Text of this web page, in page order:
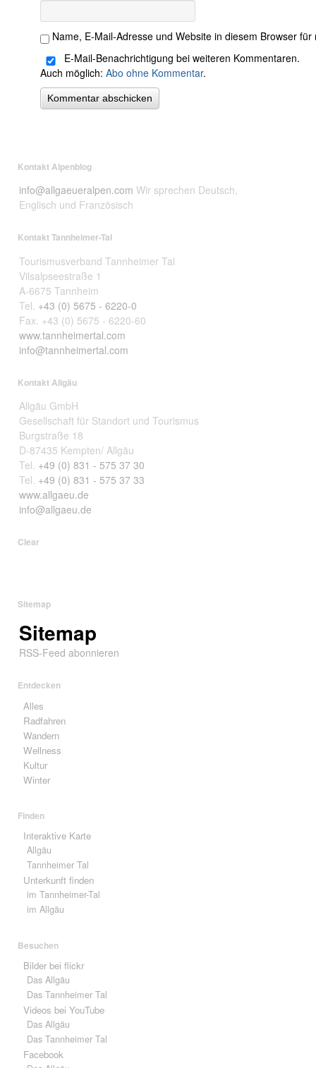
Name, E-Mail-Adresse und Website in diesem Browser
E-Mail-Benachrichtigung bei weiteren Kommentaren.
Auch möglich: Abo ohne Kommentar.
Kontakt Alpenblog
info@allgaeueralpen.com Wir sprechen Deutsch,
Englisch und Französisch
Kontakt Tannheimer-Tal
Tourismusverband Tannheimer Tal
Vilsalpseestraße 1
A-6675 Tannheim
Tel. +43 (0) 5675 - 6220-0
Fax. +43 (0) 5675 - 6220-60
www.tannheimertal.com
info@tannheimertal.com
Kontakt Allgäu
Allgäu GmbH
Gesellschaft für Standort und Tourismus
Burgstraße 18
D-87435 Kempten/ Allgäu
Tel. +49 (0) 831 - 575 37 30
Tel. +49 (0) 831 - 575 37 33
www.allgaeu.de
info@allgaeu.de
Clear
Sitemap
Sitemap
RSS-Feed abonnieren
Entdecken
Alles
Radfahren
Wandern
Wellness
Kultur
Winter
Finden
Interaktive Karte
Allgäu
Tannheimer Tal
Unterkunft finden
im Tannheimer-Tal
im Allgäu
Besuchen
Bilder bei flickr
Das Allgäu
Das Tannheimer Tal
Videos bei YouTube
Das Allgäu
Das Tannheimer Tal
Facebook